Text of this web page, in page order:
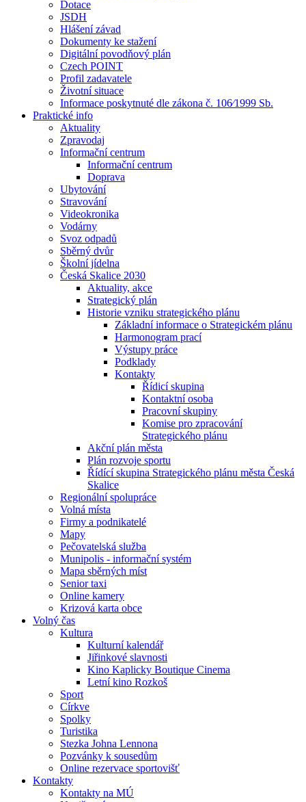
Dotace
JSDH
Hlášení závad
Dokumenty ke stažení
Digitální povodňový plán
Czech POINT
Profil zadavatele
Životní situace
Informace poskytnuté dle zákona č. 106⁄1999 Sb.
Praktické info
Aktuality
Zpravodaj
Informační centrum
Informační centrum
Doprava
Ubytování
Stravování
Videokronika
Vodárny
Svoz odpadů
Sběrný dvůr
Školní jídelna
Česká Skalice 2030
Aktuality, akce
Strategický plán
Historie vzniku strategického plánu
Základní informace o Strategickém plánu
Harmonogram prací
Výstupy práce
Podklady
Kontakty
Řídicí skupina
Kontaktní osoba
Pracovní skupiny
Komise pro zpracování
Strategického plánu
Akční plán města
Plán rozvoje sportu
Řídící skupina Strategického plánu města Česká
Skalice
Regionální spolupráce
Volná místa
Firmy a podnikatelé
Mapy
Pečovatelská služba
Munipolis - informační systém
Mapa sběrných míst
Senior taxi
Online kamery
Krizová karta obce
Volný čas
Kultura
Kulturní kalendář
Jiřinkové slavnosti
Kino Kaplicky Boutique Cinema
Letní kino Rozkoš
Sport
Církve
Spolky
Turistika
Stezka Johna Lennona
Pozvánky k sousedům
Online rezervace sportovišť
Kontakty
Kontakty na MÚ